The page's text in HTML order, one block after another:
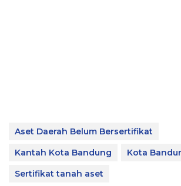
Aset Daerah Belum Bersertifikat
Kantah Kota Bandung
Kota
Sertifikat tanah aset